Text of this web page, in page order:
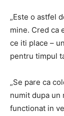
„Este o astfel
mine. Cred ca
ce iti place –
pentru timpul
„Se pare ca
numit dupa un
functionat in